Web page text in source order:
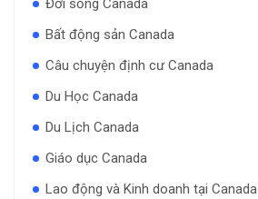
Đời sống Canada
Bất động sản Canada
Câu chuyện định cư Canada
Du Học Canada
Du Lịch Canada
Giáo dục Canada
Lao động và Kinh doanh tại Canada